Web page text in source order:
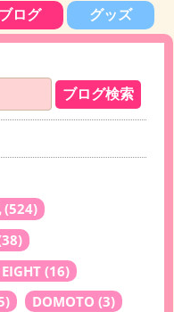
ブログ グッズ
(524)
(16)
DOMOTO (3)